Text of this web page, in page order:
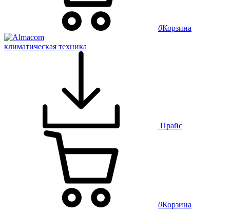
0Корзина
климатическая техника
Прайс
0Корзина